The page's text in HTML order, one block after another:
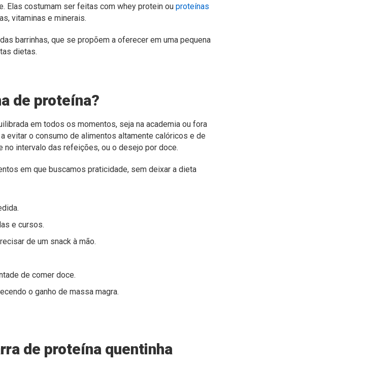
Elas costumam ser feitas com whey protein ou proteínas
vitaminas e minerais.
barrinhas, que se propõem a oferecer em uma pequena
dietas.
de proteína?
em todos os momentos, seja na academia ou fora
evitar o consumo de alimentos altamente calóricos e de
no intervalo das refeições, ou o desejo por doce.
em que buscamos praticidade, sem deixar a dieta
e cursos.
de um snack à mão.
de comer doce.
o ganho de massa magra.
de proteína quentinha